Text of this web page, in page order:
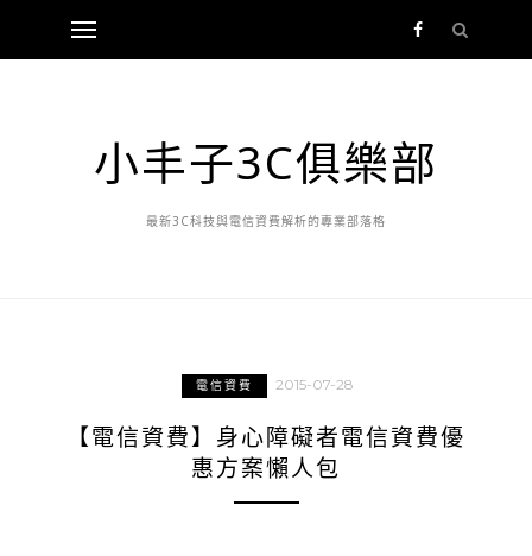
小丰子3C俱樂部
最新3C科技與電信資費解析的專業部落格
電信資費 2015-07-28
【電信資費】身心障礙者電信資費優
惠方案懶人包